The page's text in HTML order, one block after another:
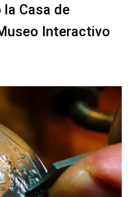
Casa de
Interactivo